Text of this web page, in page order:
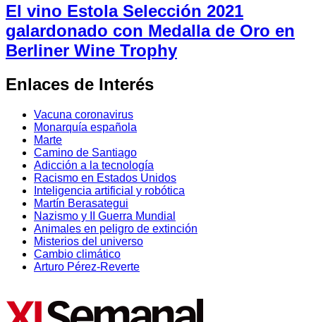
El vino Estola Selección 2021
galardonado con Medalla de Oro en
Berliner Wine Trophy
Enlaces de Interés
Vacuna coronavirus
Monarquía española
Marte
Camino de Santiago
Adicción a la tecnología
Racismo en Estados Unidos
Inteligencia artificial y robótica
Martín Berasategui
Nazismo y II Guerra Mundial
Animales en peligro de extinción
Misterios del universo
Cambio climático
Arturo Pérez-Reverte